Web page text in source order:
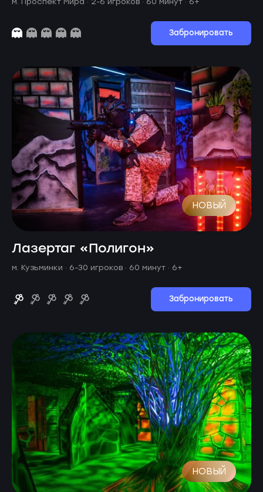
Забронировать
НОВЫЙ
Лазертаг «Полигон»
м. Кузьминки · 6-30 игроков · 60 минут · 6+
Забронировать
НОВЫЙ